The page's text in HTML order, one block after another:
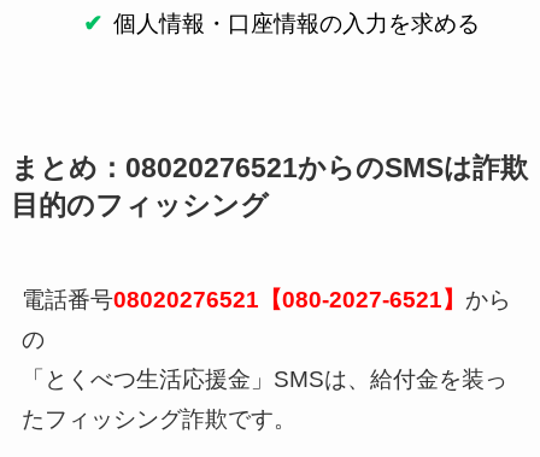
個人情報・口座情報の入力を求める
まとめ：08020276521からのSMSは詐欺
目的のフィッシング
電話番号08020276521【080-2027-6521】 から
の
「とくべつ生活応援金」SMSは、給付金を装っ
たフィッシング詐欺です。